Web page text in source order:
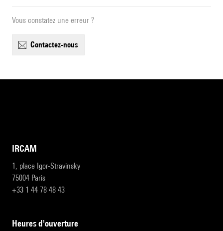
Vous constatez une erreur ?
contactez-nous
IRCAM
1, place Igor-Stravinsky
75004 Paris
+33 1 44 78 48 43
heures d'ouverture